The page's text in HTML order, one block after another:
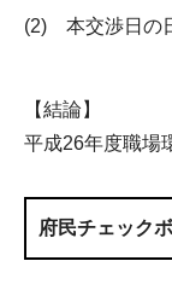
(2) 本交渉日の
【結論】
平成26年度職場
府民チェック